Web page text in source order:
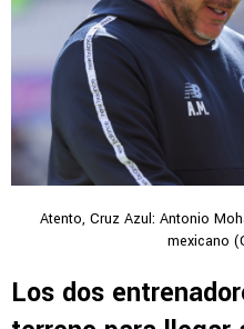
Atento, Cruz Azul: Antonio
mexicano
Los dos